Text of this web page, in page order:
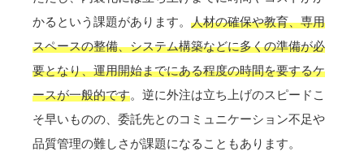
かるという課題があります。 人材の確保や教育、専用
スペースの整備、システム構築などに多くの準備が必
要となり、運用開始までにある程度の時間を要するケ
ースが一般的です。逆に外注は立ち上げのスピードこ
そ早いものの、委託先とのコミュニケーション不足や
品質管理の難しさが課題になることもあります。